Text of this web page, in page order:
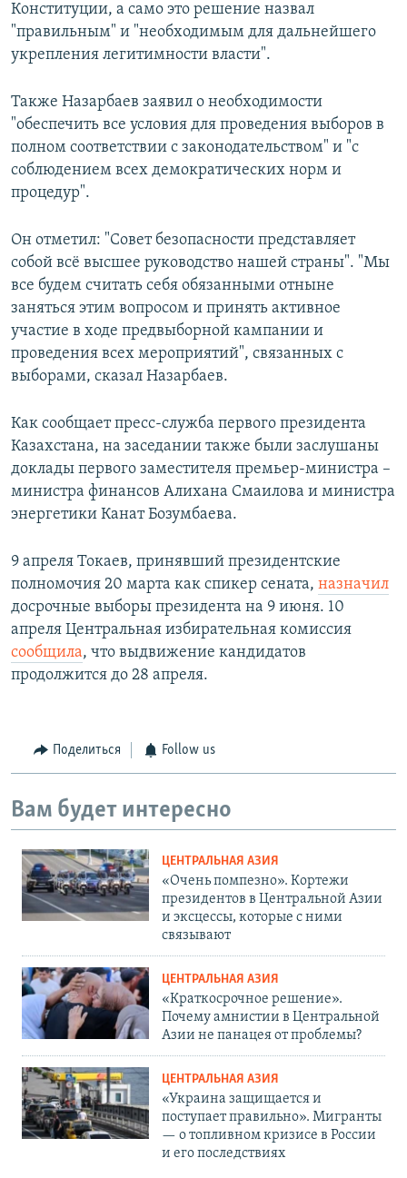
Конституции, а само это решение назвал
"правильным" и "необходимым для дальнейшего
укрепления легитимности власти".
Также Назарбаев заявил о необходимости
"обеспечить все условия для проведения выборов в
полном соответствии с законодательством" и "с
соблюдением всех демократических норм и
процедур".
Он отметил: "Совет безопасности представляет
собой всё высшее руководство нашей страны". "Мы
все будем считать себя обязанными отныне
заняться этим вопросом и принять активное
участие в ходе предвыборной кампании и
проведения всех мероприятий", связанных с
выборами, сказал Назарбаев.
Как сообщает пресс-служба первого президента
Казахстана, на заседании также были заслушаны
доклады первого заместителя премьер-министра –
министра финансов Алихана Смаилова и министра
энергетики Канат Бозумбаева.
9 апреля Токаев, принявший президентские
полномочия 20 марта как спикер сената, назначил
досрочные выборы президента на 9 июня. 10
апреля Центральная избирательная комиссия
сообщила, что выдвижение кандидатов
продолжится до 28 апреля.
Поделиться Follow us
Вам будет интересно
ЦЕНТРАЛЬНАЯ АЗИЯ
«Очень помпезно». Кортежи
президентов в Центральной Азии
и эксцессы, которые с ними
связывают
ЦЕНТРАЛЬНАЯ АЗИЯ
«Краткосрочное решение».
Почему амнистии в Центральной
Азии не панацея от проблемы?
ЦЕНТРАЛЬНАЯ АЗИЯ
«Украина защищается и
поступает правильно». Мигранты
— о топливном кризисе в России
и его последствиях